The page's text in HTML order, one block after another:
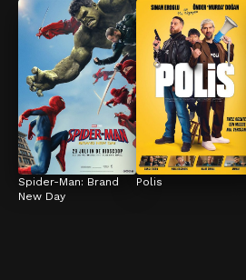
Spider-Man: Brand
New Day
Polis